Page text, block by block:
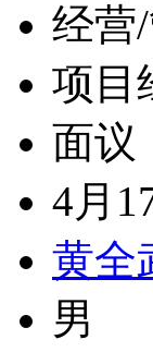
经营
项目
面议
4月
黄全
男